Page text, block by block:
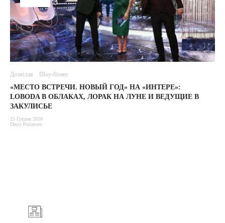
Дозвілля Шоу-бізнес
«МЕСТО ВСТРЕЧИ. НОВЫЙ ГОД» НА «ИНТЕРЕ»:
LOBODA В ОБЛАКАХ, ЛОРАК НА ЛУНЕ И ВЕДУЩИЕ В
ЗАКУЛИСЬЕ
25 Грудня 2020
Denis Putintsev